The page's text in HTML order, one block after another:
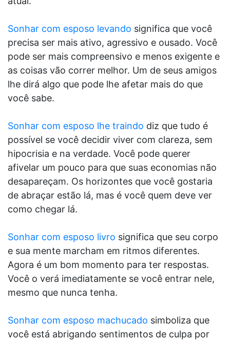
Sonhar com esposo levando significa que você
precisa ser mais ativo, agressivo e ousado. Você
pode ser mais compreensivo e menos exigente e
as coisas vão correr melhor. Um de seus amigos
lhe dirá algo que pode lhe afetar mais do que
você sabe.
Sonhar com esposo lhe traindo diz que tudo é
possível se você decidir viver com clareza, sem
hipocrisia e na verdade. Você pode querer
afivelar um pouco para que suas economias não
desapareçam. Os horizontes que você gostaria
de abraçar estão lá, mas é você quem deve ver
como chegar lá.
Sonhar com esposo livro significa que seu corpo
e sua mente marcham em ritmos diferentes.
Agora é um bom momento para ter respostas.
Você o verá imediatamente se você entrar nele,
mesmo que nunca tenha.
Sonhar com esposo machucado simboliza que
você está abrigando sentimentos de culpa por